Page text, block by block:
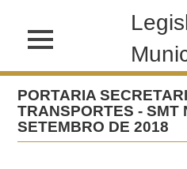
PORTARIA
TRANSPORTES - SMT
SETEMBRO DE 2018